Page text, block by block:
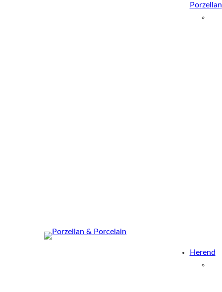
Porzellan
Herend